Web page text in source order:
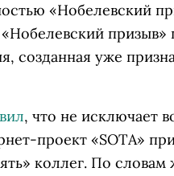
«Нобелевский
призыв»
созданная уже
, что не исключает
проект «SOTA»
коллег. По словам